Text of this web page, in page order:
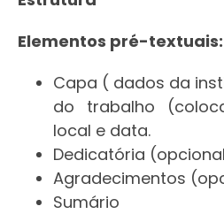
Elementos pré-textuais:
Capa ( dados da
do trabalho
local e data.
Dedicatória
Agradecimentos
Sumário